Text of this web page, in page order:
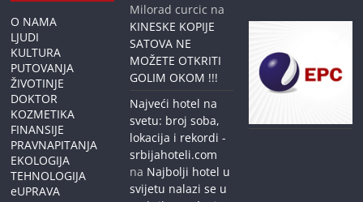
O NAMA
LJUDI
KULTURA
PUTOVANJA
ŽIVOTINJE
DOKTOR
KOZMETIKA
FINANSIJE
PRAVNAPITANJA
EKOLOGIJA
TEHNOLOGIJA
eUPRAVA
Milorad curcic na
KINESKE KOPIJE
SATOVA NE
MOŽETE OTKRITI
GOLIM OKOM !!!
Najveći hotel na
svetu: broj soba,
lokacija i rekordi -
srbijahoteli.com
na Najbolji hotel u
svijetu nalazi se u